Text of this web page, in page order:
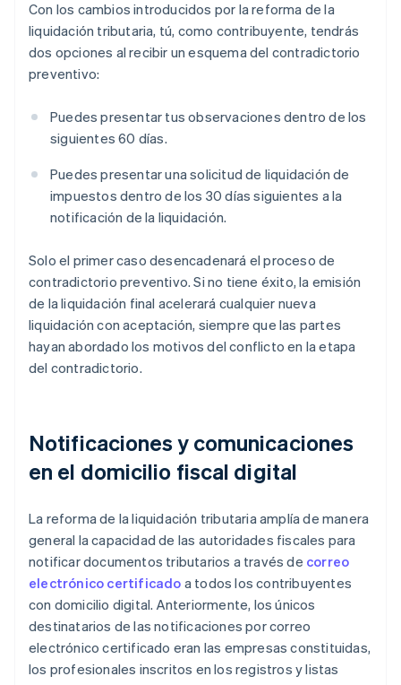
Con los cambios introducidos por la reforma de la
liquidación tributaria, tú, como contribuyente, tendrás
dos opciones al recibir un esquema del contradictorio
preventivo:
Puedes presentar tus observaciones dentro de los
siguientes 60 días.
Puedes presentar una solicitud de liquidación de
impuestos dentro de los 30 días siguientes a la
notificación de la liquidación.
Solo el primer caso desencadenará el proceso de
contradictorio preventivo. Si no tiene éxito, la emisión
de la liquidación final acelerará cualquier nueva
liquidación con aceptación, siempre que las partes
hayan abordado los motivos del conflicto en la etapa
del contradictorio.
Notificaciones y comunicaciones
en el domicilio fiscal digital
La reforma de la liquidación tributaria amplía de manera
general la capacidad de las autoridades fiscales para
notificar documentos tributarios a través de correo
electrónico certificado a todos los contribuyentes
con domicilio digital. Anteriormente, los únicos
destinatarios de las notificaciones por correo
electrónico certificado eran las empresas constituidas,
los profesionales inscritos en los registros y listas